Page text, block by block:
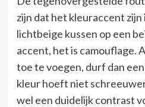
zijn dat het kleuraccent
lichtbeige kussen op een
accent, het is camouflage.
toe te voegen, durf dan
kleur hoeft niet
wel een duidelijk contrast